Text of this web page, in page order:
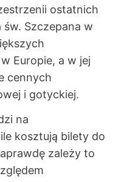
ostatnich
Szczepana w
Europie, a w jej
cennych
i gotyckiej.
na
kosztują bilety do
zależy to